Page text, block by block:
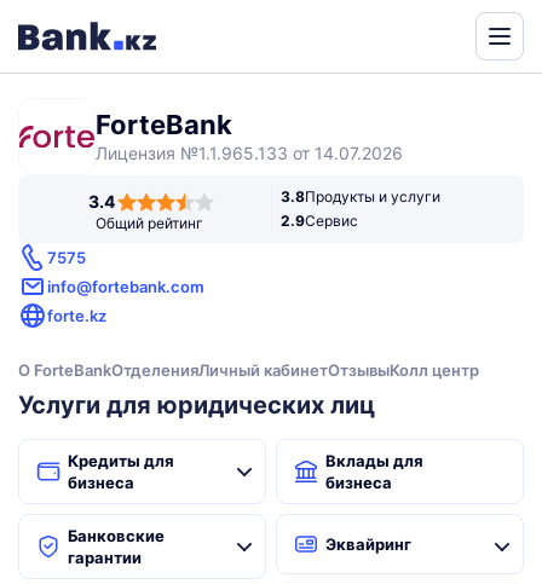
ForteBank
Лицензия №1.1.965.133 от 14.07.2026
3.4
Общий рейтинг
3.8Продукты и услуги
2.9Сервис
7575
info@fortebank.com
forte.kz
О ForteBankОтделенияЛичный кабинетОтзывыКолл центр
Услуги для юридических лиц
Кредиты для
бизнеса
Вклады для
бизнеса
Банковские
гарантии
Эквайринг